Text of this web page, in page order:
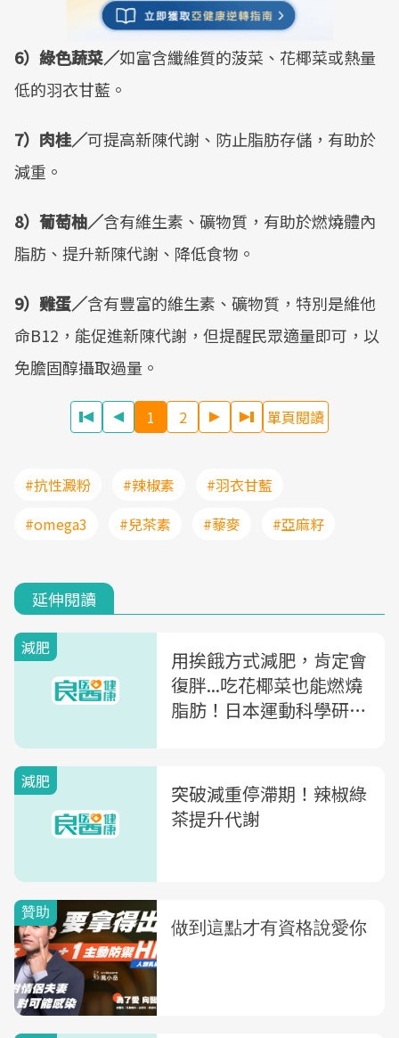
6）綠色蔬菜／如富含纖維質的菠菜、花椰菜或熱量
低的羽衣甘藍。
7）肉桂／可提高新陳代謝、防止脂肪存儲，有助於
減重。
8）葡萄柚／含有維生素、礦物質，有助於燃燒體內
脂肪、提升新陳代謝、降低食物。
9）雞蛋／含有豐富的維生素、礦物質，特別是維他
命B12，能促進新陳代謝，但提醒民眾適量即可，以
免膽固醇攝取過量。
1 2 單頁閱讀
#抗性澱粉 #辣椒素
#羽衣甘藍
#omega3
#兒茶素 #藜麥 #亞麻籽
延伸閱讀
減肥
用挨餓方式減肥，肯定會
復胖...吃花椰菜也能燃燒
脂肪！日本運動科學研究
減肥
突破減重停滯期！辣椒綠
茶提升代謝